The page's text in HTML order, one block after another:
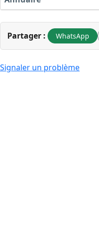
Partager : WhatsApp
Signaler un problème